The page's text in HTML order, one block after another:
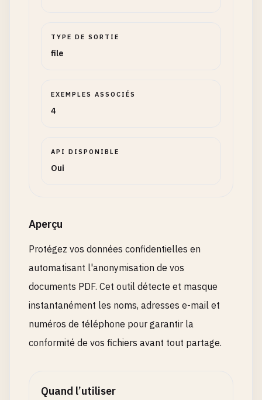
TYPE DE SORTIE
file
EXEMPLES ASSOCIÉS
4
API DISPONIBLE
Oui
Aperçu
Protégez vos données confidentielles en
automatisant l'anonymisation de vos
documents PDF. Cet outil détecte et masque
instantanément les noms, adresses e-mail et
numéros de téléphone pour garantir la
conformité de vos fichiers avant tout partage.
Quand l’utiliser